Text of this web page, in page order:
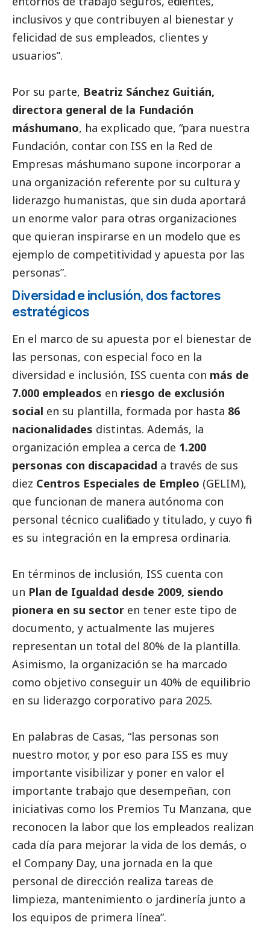
inclusivos y que contribuyen al bienestar y
felicidad de sus empleados, clientes y
usuarios”.
Por su parte, Beatriz Sánchez Guitián,
directora general de la Fundación
máshumano, ha explicado que, “para nuestra
Fundación, contar con ISS en la Red de
Empresas máshumano supone incorporar a
una organización referente por su cultura y
liderazgo humanistas, que sin duda aportará
un enorme valor para otras organizaciones
que quieran inspirarse en un modelo que es
ejemplo de competitividad y apuesta por las
personas”.
Diversidad e inclusión, dos factores
estratégicos
En el marco de su apuesta por el bienestar de
las personas, con especial foco en la
diversidad e inclusión, ISS cuenta con más de
7.000 empleados en riesgo de exclusión
social en su plantilla, formada por hasta 86
nacionalidades distintas. Además, la
organización emplea a cerca de 1.200
personas con discapacidad a través de sus
diez Centros Especiales de Empleo (GELIM),
que funcionan de manera autónoma con
personal técnico cualificado y titulado, y cuyo fin
es su integración en la empresa ordinaria.
En términos de inclusión, ISS cuenta con
un Plan de Igualdad desde 2009, siendo
pionera en su sector en tener este tipo de
documento, y actualmente las mujeres
representan un total del 80% de la plantilla.
Asimismo, la organización se ha marcado
como objetivo conseguir un 40% de equilibrio
en su liderazgo corporativo para 2025.
En palabras de Casas, “las personas son
nuestro motor, y por eso para ISS es muy
importante visibilizar y poner en valor el
importante trabajo que desempeñan, con
iniciativas como los Premios Tu Manzana, que
reconocen la labor que los empleados realizan
cada día para mejorar la vida de los demás, o
el Company Day, una jornada en la que
personal de dirección realiza tareas de
limpieza, mantenimiento o jardinería junto a
los equipos de primera línea”.